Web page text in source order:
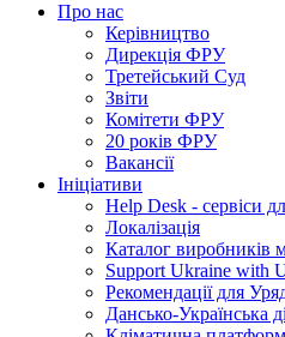
Про нас
Керівництво
Дирекція ФРУ
Третейський Суд
Звіти
Комітети ФРУ
20 років ФРУ
Вакансії
Ініціативи
Help Desk - сервіси
Локалізація
Каталог виробників
Support Ukraine with
Рекомендації для
Дансько-Українська